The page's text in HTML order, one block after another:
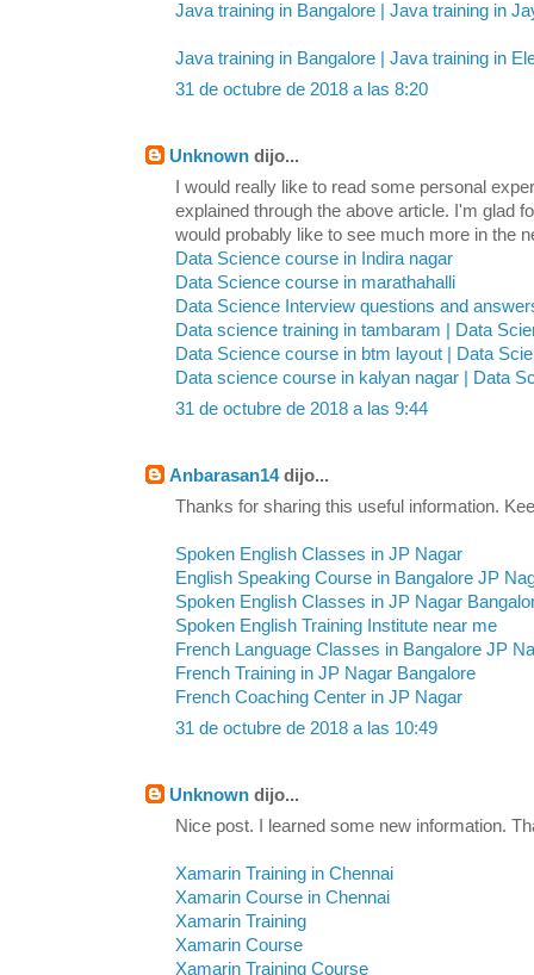
Java training in Bangalore | Java training in
Java training in Bangalore | Java training in
31 de octubre de 2018 a las 8:20
Unknown dijo...
I would really like to read some personal
explained through the above article. I'm glad
would probably like to see much more in the
Data Science course in Indira nagar
Data Science course in marathahalli
Data Science Interview questions and
Data science training in tambaram | Data
Data Science course in btm layout | Data
Data science course in kalyan nagar | Data
31 de octubre de 2018 a las 9:44
Anbarasan14dijo...
Thanks for sharing this useful information.
Spoken English Classes in JP Nagar
English Speaking Course in Bangalore JP
Spoken English Classes in JP Nagar
Spoken English Training Institute near me
French Language Classes in Bangalore JP
French Training in JP Nagar Bangalore
French Coaching Center in JP Nagar
31 de octubre de 2018 a las 10:49
Unknown dijo...
Nice post. I learned some new information.
Xamarin Training in Chennai
Xamarin Course in Chennai
Xamarin Training
Xamarin Course
Xamarin Training Course